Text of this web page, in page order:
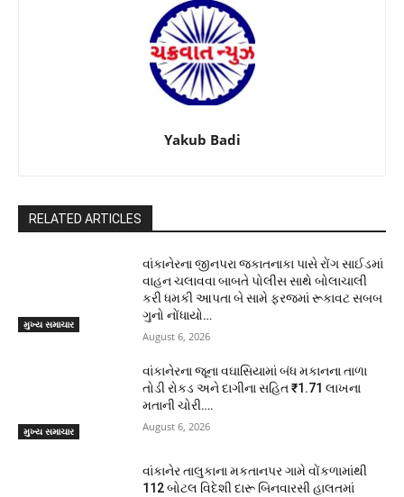
Yakub Badi
RELATED ARTICLES
મુખ્ય સમાચાર
વાંકાનેરના જીનપરા જકાતનાકા પાસે રોંગ સાઈડમાં
વાહન ચલાવવા બાબતે પોલીસ સાથે બોલાચાલી
કરી ધમકી આપતા બે સામે ફરજમાં રૂકાવટ સબબ
ગુનો નોંધાયો…
August 6, 2026
મુખ્ય સમાચાર
વાંકાનેરના જૂના વઘાસિયામાં બંધ મકાનના તાળા
તોડી રોકડ અને દાગીના સહિત ₹1.71 લાખના
મતાની ચોરી….
August 6, 2026
વાંકાનેર તાલુકાના મકતાનપર ગામે વોંકળામાંથી
112 બોટલ વિદેશી દારૂ બિનવારસી હાલતમાં